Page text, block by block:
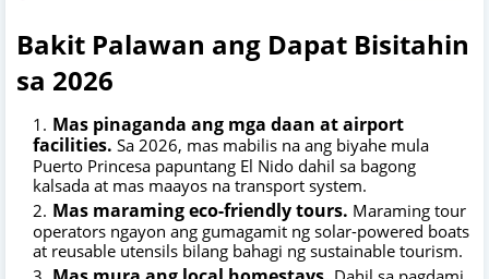
Bakit Palawan ang Dapat Bisitahin
sa 2026
Mas pinaganda ang mga daan at airport
facilities. Sa 2026, mas mabilis na ang biyahe mula
Puerto Princesa papuntang El Nido dahil sa bagong
kalsada at mas maayos na transport system.
Mas maraming eco-friendly tours. Maraming tour
operators ngayon ang gumagamit ng solar-powered boats
at reusable utensils bilang bahagi ng sustainable tourism.